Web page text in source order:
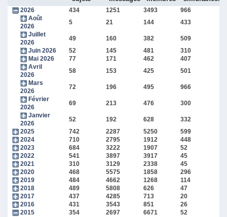
2026 434 1251 3493 966
Août
2026
5 21 144 433
Juillet
2026
49 160 382 509
Juin 2026
52 145 481 310
Mai 2026
77 171 462 407
Avril
2026
58 153 425 501
Mars
2026
72 196 495 966
Février
2026
69 213 476 300
Janvier
2026
52 192 628 332
2025
742 2287 5250 599
2024
710 2795 1912 448
2023
684 3222 1907 52
2022
541 3897 3917 45
2021
310 3129 2338 45
2020
468 5575 1858 296
2019
484 4662 1268 114
2018
489 5808 626 47
2017
437 4285 713 20
2016
431 3543 851 26
2015
354 2697 6671 52